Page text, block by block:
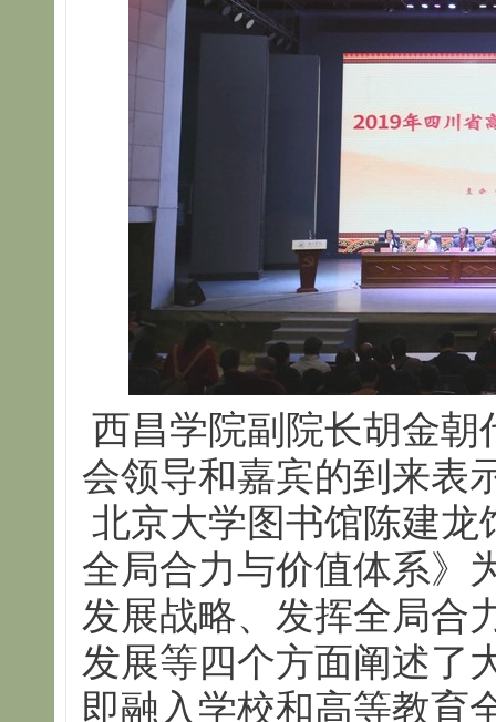
西昌学院副院长胡金
会领导和嘉宾的到来表
北京大学图书馆陈建
全局合力与价值体系》
发展战略、发挥全局合
发展等四个方面阐述了
即融入学校和高等教育